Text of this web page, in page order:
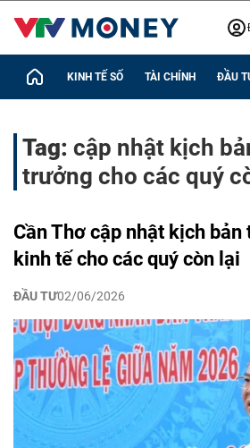
KINH TẾ SỐ TÀI CHÍNH ĐẦU
Tag: cập nhật kịch
trưởng cho các quý
Cần Thơ cập nhật kịch
kinh tế cho các quý còn lại
ĐẦU TƯ02/06/2026